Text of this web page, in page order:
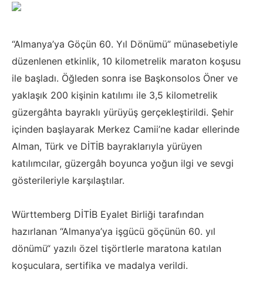
“Almanya’ya Göçün 60. Yıl Dönümü” münasebetiyle
düzenlenen etkinlik, 10 kilometrelik maraton koşusu
ile başladı. Öğleden sonra ise Başkonsolos Öner ve
yaklaşık 200 kişinin katılımı ile 3,5 kilometrelik
güzergâhta bayraklı yürüyüş gerçekleştirildi. Şehir
içinden başlayarak Merkez Camii’ne kadar ellerinde
Alman, Türk ve DİTİB bayraklarıyla yürüyen
katılımcılar, güzergâh boyunca yoğun ilgi ve sevgi
gösterileriyle karşılaştılar.
Württemberg DİTİB Eyalet Birliği tarafından
hazırlanan “Almanya’ya işgücü göçünün 60. yıl
dönümü“ yazılı özel tişörtlerle maratona katılan
koşuculara, sertifika ve madalya verildi.